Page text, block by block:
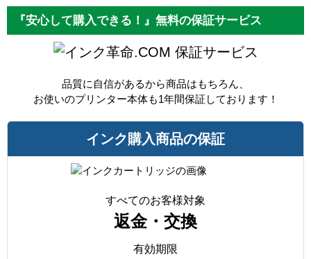
『安心して購入できる！』無料の保証サービス
保証サービス
品質に自信があるから商品はもちろん、
お使いのプリンター本体も1年間保証しております！
インク購入商品の保証
すべてのお客様対象
返金・交換
有効期限